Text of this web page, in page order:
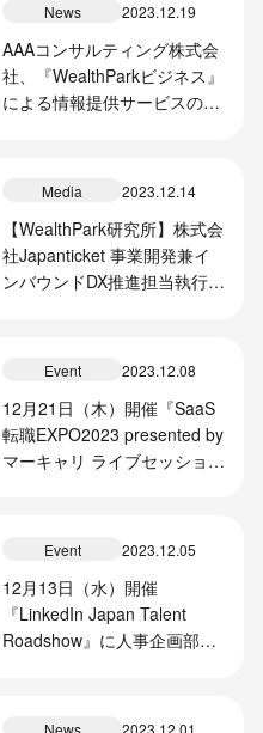
News 2023.12.19
AAAコンサルティング株式会
社、『WealthParkビジネス』
による情報提供サービスの導
Media 2023.12.14
【WealthPark研究所】株式会
社Japanticket 事業開発兼イ
ンバウンドDX推進担当執行役
Event 2023.12.08
12月21日（木）開催『SaaS
転職EXPO2023 presented by
マーキャリ ライブセッショ
ー・加賀谷が登壇します
Event 2023.12.05
12月13日（水）開催
『LinkedIn Japan Talent
Roadshow』に人事企画部マ
News 2023.12.01